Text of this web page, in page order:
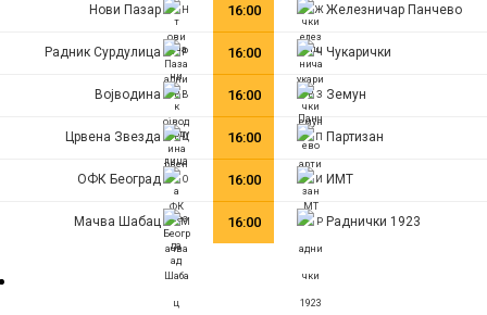
Нови Пазар 16:00 Железничар Панчево
Радник Сурдулица 16:00 Чукарички
Војводина 16:00 Земун
Црвена Звезда 16:00 Партизан
ОФК Београд 16:00 ИМТ
Мачва Шабац 16:00 Раднички 1923